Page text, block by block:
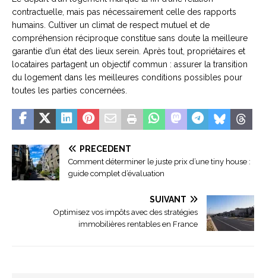
contractuelle, mais pas nécessairement celle des rapports
humains. Cultiver un climat de respect mutuel et de
compréhension réciproque constitue sans doute la meilleure
garantie d’un état des lieux serein. Après tout, propriétaires et
locataires partagent un objectif commun : assurer la transition
du logement dans les meilleures conditions possibles pour
toutes les parties concernées.
PRÉCÉDENT
Comment déterminer le juste prix d’une tiny house :
guide complet d’évaluation
SUIVANT
Optimisez vos impôts avec des stratégies
immobilières rentables en France